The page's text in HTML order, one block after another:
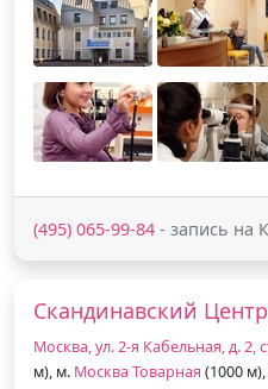
(495) 065-99-84 - запись на
Скандинавский
Москва, ул. 2-я Кабельная, д. 2,
м), м. Москва Товарная (1000